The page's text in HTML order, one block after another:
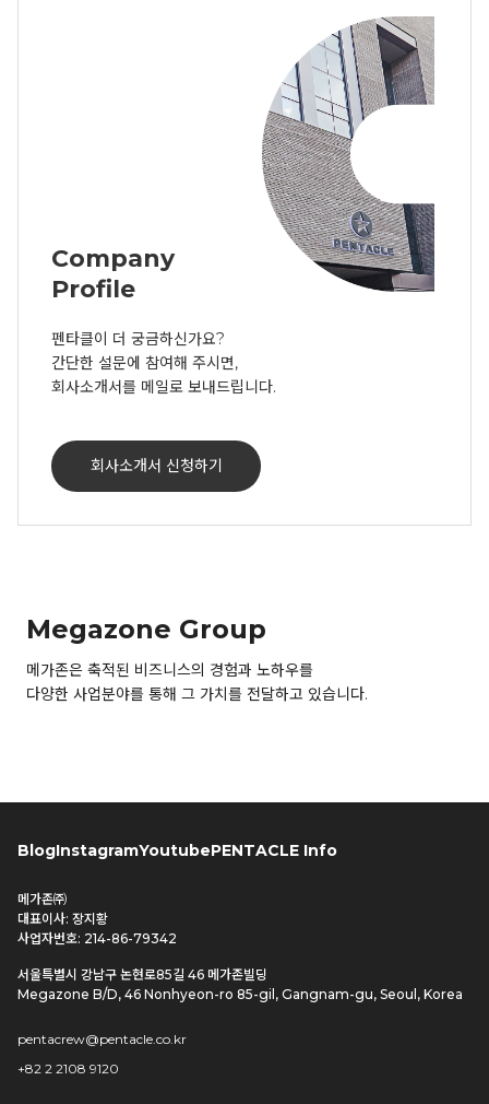
Company
Profile
펜타클이 더 궁금하신가요?
간단한 설문에 참여해 주시면,
회사소개서를 메일로 보내드립니다.
회사소개서 신청하기
Megazone Group
메가존은 축적된 비즈니스의 경험과 노하우를
다양한 사업분야를 통해 그 가치를 전달하고 있습니다.
BlogInstagramYoutubePENTACLE Info
메가존㈜
대표이사: 장지황
사업자번호: 214-86-79342
서울특별시 강남구 논현로85길 46 메가존빌딩
Megazone B/D, 46 Nonhyeon-ro 85-gil, Gangnam-gu, Seoul, Korea
pentacrew@pentacle.co.kr
+82 2 2108 9120